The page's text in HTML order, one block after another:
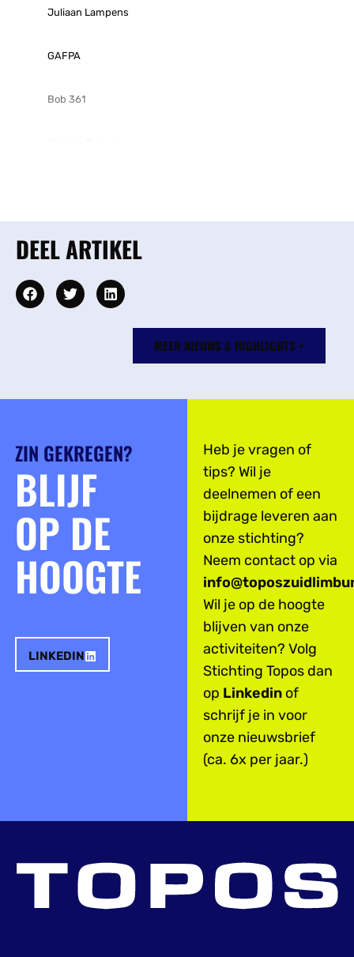
Juliaan Lampens
GAFPA
Bob 361
DEEL ARTIKEL
MEER NIEUWS & HIGHLIGHTS +
ZIN GEKREGEN?
BLIJF
OP DE
HOOGTE
LINKEDIN
Heb je vragen of
tips? Wil je
deelnemen of een
bijdrage leveren aan
onze stichting?
Neem contact op via
Wil je op de hoogte
blijven van onze
activiteiten? Volg
Stichting Topos dan
op Linkedin of
schrijf je in voor
onze nieuwsbrief
(ca. 6x per jaar.)